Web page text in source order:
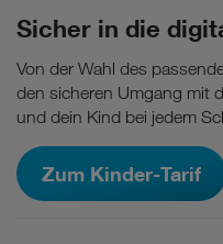
Sicher in die
Von der Wahl des
den sicheren Umgang mit
und dein Kind bei jedem
Zum Kinder-Tarif